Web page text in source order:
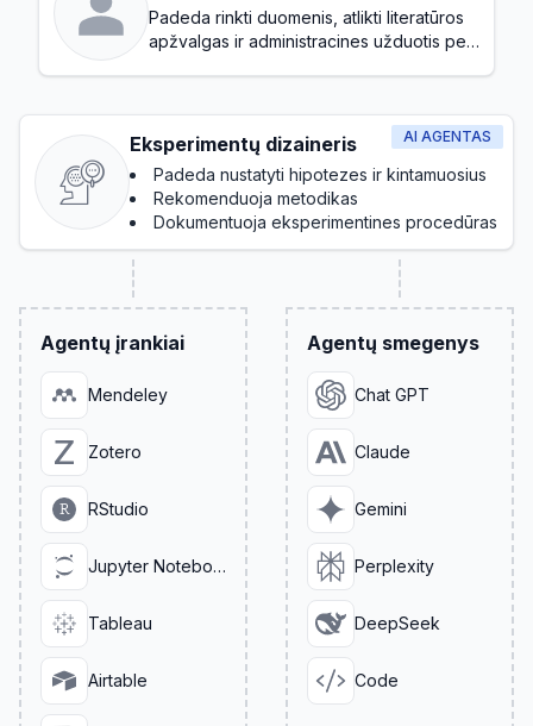
Padeda rinkti duomenis, atlikti literatūros
apžvalgas ir administracines užduotis per
AI AGENTAS
Eksperimentų dizaineris
Padeda nustatyti hipotezes ir kintamuosius
Rekomenduoja metodikas
Dokumentuoja eksperimentines procedūras
Agentų įrankiai
Mendeley
Zotero
RStudio
Jupyter Notebook
Tableau
Airtable
Agentų smegenys
Chat GPT
Claude
Gemini
Perplexity
DeepSeek
Code